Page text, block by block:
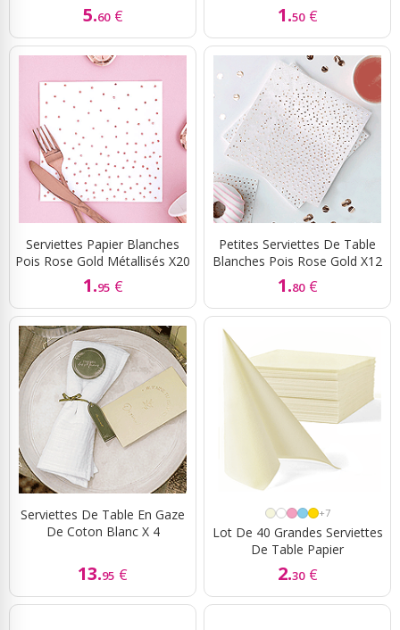
5.60 € 1.50 €
Serviettes Papier Blanches
Pois Rose Gold Métallisés X20
1.95 €
Petites Serviettes De Table
Blanches Pois Rose Gold X12
1.80 €
Serviettes De Table En Gaze
De Coton Blanc X 4
13.95 €
+7
Lot De 40 Grandes Serviettes
De Table Papier
2.30 €